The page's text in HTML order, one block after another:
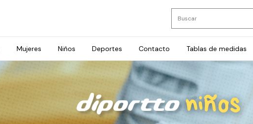
Mujeres Niños Deportes Contacto Tablas de medidas